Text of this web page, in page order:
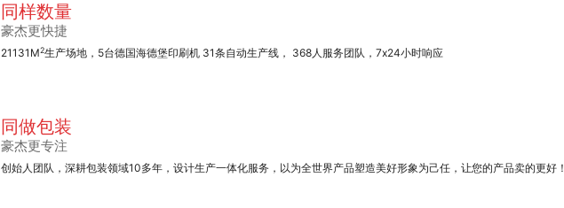
同样数量
豪杰更快捷
21131M2生产场地，5台德国海德堡印刷机 31条自动生产线， 368人服务团队，7x24小时响应
同做包装
豪杰更专注
创始人团队，深耕包装领域10多年，设计生产一体化服务，以为全世界产品塑造美好形象为己任，让您的产品卖的更好！